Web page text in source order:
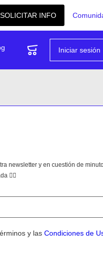
SOLICITAR INFO
Iniciar sesión
newsletter y en cuestión de
👇🏻
y las Condiciones de